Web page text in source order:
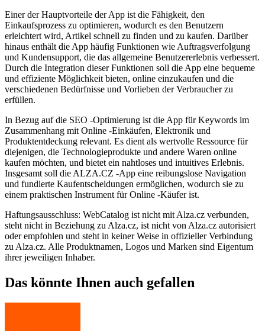
Einer der Hauptvorteile der App ist die Fähigkeit, den
Einkaufsprozess zu optimieren, wodurch es den Benutzern
erleichtert wird, Artikel schnell zu finden und zu kaufen. Darüber
hinaus enthält die App häufig Funktionen wie Auftragsverfolgung
und Kundensupport, die das allgemeine Benutzererlebnis verbessert.
Durch die Integration dieser Funktionen soll die App eine bequeme
und effiziente Möglichkeit bieten, online einzukaufen und die
verschiedenen Bedürfnisse und Vorlieben der Verbraucher zu
erfüllen.
In Bezug auf die SEO -Optimierung ist die App für Keywords im
Zusammenhang mit Online -Einkäufen, Elektronik und
Produktentdeckung relevant. Es dient als wertvolle Ressource für
diejenigen, die Technologieprodukte und andere Waren online
kaufen möchten, und bietet ein nahtloses und intuitives Erlebnis.
Insgesamt soll die ALZA.CZ -App eine reibungslose Navigation
und fundierte Kaufentscheidungen ermöglichen, wodurch sie zu
einem praktischen Instrument für Online -Käufer ist.
Haftungsausschluss: WebCatalog ist nicht mit Alza.cz verbunden,
steht nicht in Beziehung zu Alza.cz, ist nicht von Alza.cz autorisiert
oder empfohlen und steht in keiner Weise in offizieller Verbindung
zu Alza.cz. Alle Produktnamen, Logos und Marken sind Eigentum
ihrer jeweiligen Inhaber.
Das könnte Ihnen auch gefallen